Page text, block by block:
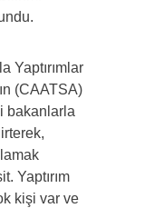
Yaptırımlar
(CAATSA)
bakanlarla
Yaptırım
kişi var ve